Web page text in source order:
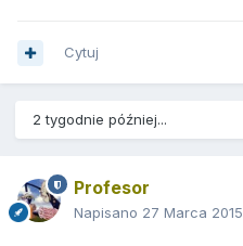
Cytuj
2 tygodnie później...
Profesor
Napisano 27 Marca 2015